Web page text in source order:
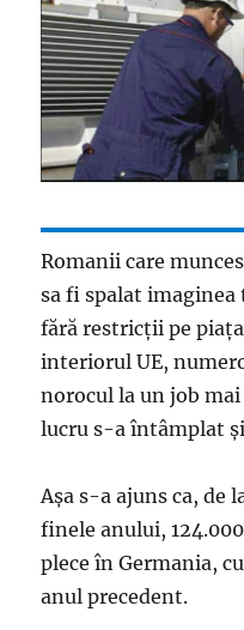
Romanii care
sa fi spalat
fără restricţii pe
interiorul UE,
norocul la un job
lucru s-a întâmplat
Aşa s-a ajuns ca, de
finele anului,
plece în Germania,
anul precedent.